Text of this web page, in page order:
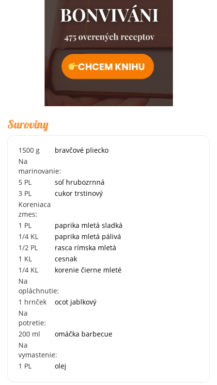
Suroviny
1500 g
bravčové pliecko
Na
marinovanie:
5 PL
soľ hrubozrnná
3 PL
cukor trstinový
Koreniaca
zmes:
1 PL
paprika mletá sladká
1/4 KL
paprika mletá pálivá
1/2 PL
rasca rímska mletá
1 KL
cesnak
1/4 KL
korenie čierne mleté
Na
opláchnutie:
1 hrnček
ocot jablkový
Na
potretie:
200 ml
omáčka barbecue
Na
vymastenie:
1 PL olej